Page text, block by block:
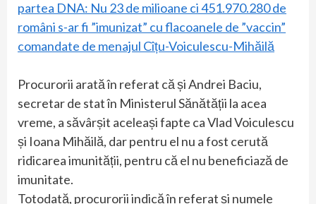
partea DNA: Nu 23 de milioane ci 451.970.280 de
români s-ar fi ”imunizat” cu flacoanele de ”vaccin”
comandate de menajul Cîțu-Voiculescu-Mihăilă
Procurorii arată în referat că și Andrei Baciu,
secretar de stat în Ministerul Sănătății la acea
vreme, a săvârșit aceleași fapte ca Vlad Voiculescu
și Ioana Mihăilă, dar pentru el nu a fost cerută
ridicarea imunității, pentru că el nu beneficiază de
imunitate.
Totodată, procurorii indică în referat și numele